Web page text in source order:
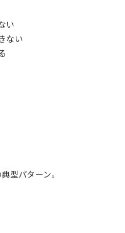
い
ない
型パターン。